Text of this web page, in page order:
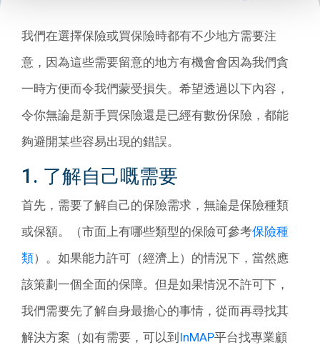
我們在選擇保險或買保險時都有不少地方需要注
意，因為這些需要留意的地方有機會會因為我們貪
一時方便而令我們蒙受損失。希望透過以下內容，
令你無論是新手買保險還是已經有數份保險，都能
夠避開某些容易出現的錯誤。
1. 了解自己嘅需要
首先，需要了解自己的保險需求，無論是保險種類
或保額。（市面上有哪些類型的保險可參考保險種
類）。如果能力許可（經濟上）的情況下，當然應
該策劃一個全面的保障。但是如果情況不許可下，
我們需要先了解自身最擔心的事情，從而再尋找其
解決方案（如有需要，可以到 InMAP平台找專業顧